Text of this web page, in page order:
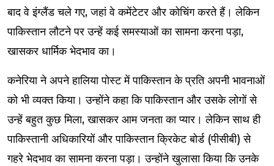
बाद वे इंग्लैंड चले गए, जहां वे कमेंटेटर और कोचिंग करते हैं। लेकिन
पाकिस्तान लौटने पर उन्हें कई समस्याओं का सामना करना पड़ा,
खासकर धार्मिक भेदभाव का।
कनेरिया ने अपने हालिया पोस्ट में पाकिस्तान के प्रति अपनी भावनाओं
को भी व्यक्त किया। उन्होंने कहा कि पाकिस्तान और उसके लोगों से
उन्हें बहुत कुछ मिला, खासकर आम जनता का प्यार। लेकिन साथ ही
पाकिस्तानी अधिकारियों और पाकिस्तान क्रिकेट बोर्ड (पीसीबी) से
गहरे भेदभाव का सामना करना पड़ा। उन्होंने खुलासा किया कि उनके